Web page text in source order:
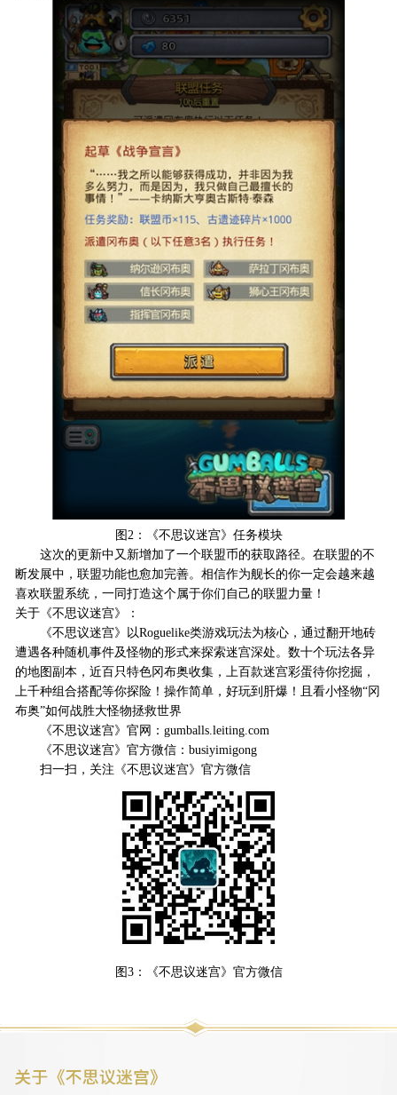
图2：《不思议迷宫》任务模块
这次的更新中又新增加了一个联盟币的获取路径。在联盟的不
断发展中，联盟功能也愈加完善。相信作为舰长的你一定会越来越
喜欢联盟系统，一同打造这个属于你们自己的联盟力量！
关于《不思议迷宫》：
《不思议迷宫》以Roguelike类游戏玩法为核心，通过翻开地砖
遭遇各种随机事件及怪物的形式来探索迷宫深处。数十个玩法各异
的地图副本，近百只特色冈布奥收集，上百款迷宫彩蛋待你挖掘，
上千种组合搭配等你探险！操作简单，好玩到肝爆！且看小怪物“冈
布奥”如何战胜大怪物拯救世界
《不思议迷宫》官网：gumballs.leiting.com
《不思议迷宫》官方微信：busiyimigong
扫一扫，关注《不思议迷宫》官方微信
图3：《不思议迷宫》官方微信